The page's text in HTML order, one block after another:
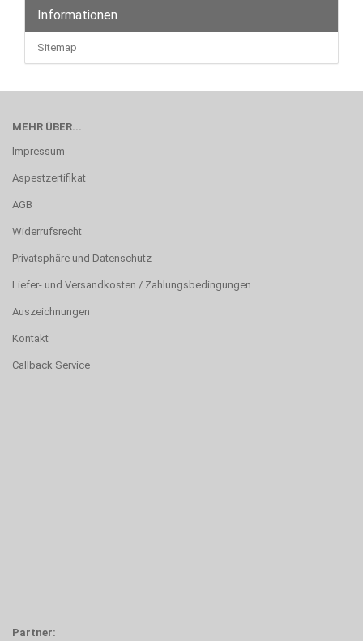
Informationen
Sitemap
MEHR ÜBER...
Impressum
Aspestzertifikat
AGB
Widerrufsrecht
Privatsphäre und Datenschutz
Liefer- und Versandkosten / Zahlungsbedingungen
Auszeichnungen
Kontakt
Callback Service
Partner: